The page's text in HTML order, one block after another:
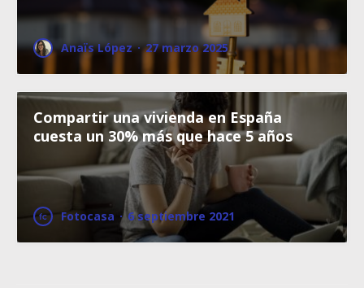
Anaïs López · 27 marzo 2025
Compartir una vivienda en España
cuesta un 30% más que hace 5 años
Fotocasa · 6 septiembre 2021